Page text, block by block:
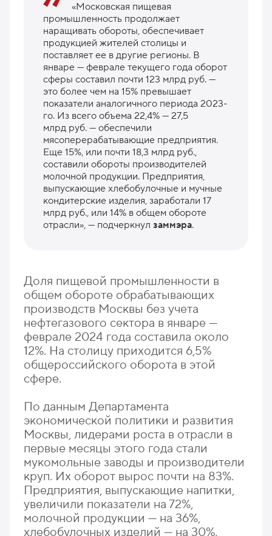
«Московская пищевая
промышленность продолжает
наращивать обороты, обеспечивает
продукцией жителей столицы и
поставляет ее в другие регионы. В
январе — феврале текущего года оборот
сферы составил почти 123 млрд руб. —
это более чем на 15% превышает
показатели аналогичного периода 2023-
го. Из всего объема 22,4% — 27,5
млрд руб. — обеспечили
мясоперерабатывающие предприятия.
Еще 15%, или почти 18,3 млрд руб.,
составили обороты производителей
молочной продукции. Предприятия,
выпускающие хлебобулочные и мучные
кондитерские изделия, заработали 17
млрд руб., или 14% в общем обороте
отрасли», — подчеркнул заммэра.
Доля пищевой промышленности в
общем обороте обрабатывающих
производств Москвы без учета
нефтегазового сектора в январе —
феврале 2024 года составила около
12%. На столицу приходится 6,5%
общероссийского оборота в этой
сфере.
По данным Департамента
экономической политики и развития
Москвы, лидерами роста в отрасли в
первые месяцы этого года стали
мукомольные заводы и производители
круп. Их оборот вырос почти на 83%.
Предприятия, выпускающие напитки,
увеличили показатели на 72%,
молочной продукции — на 36%,
хлебобулочных изделий — на 30%.